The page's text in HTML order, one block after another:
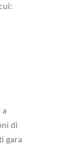
a
di
gara